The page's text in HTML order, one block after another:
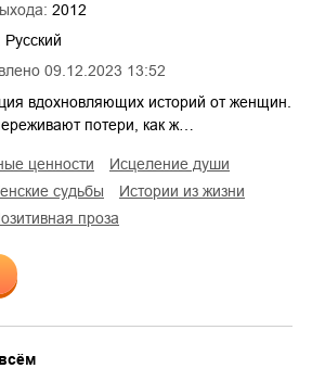
09.12.2023 13:52
2012
Русский
вдохновляющих историй от женщин.
потери, как ж…
ценности
исцеление души
женские судьбы
истории из жизни
позитивная проза